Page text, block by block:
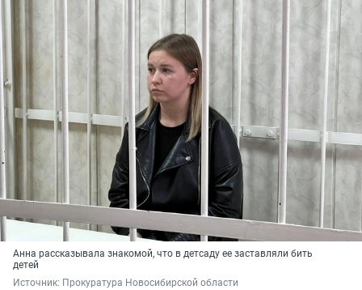
Анна рассказывала знакомой, что в детсаду ее заставляли бить
детей
Источник: Прокуратура Новосибирской области